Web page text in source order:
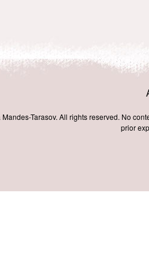
Tarasov. All rights reserved. No
prior